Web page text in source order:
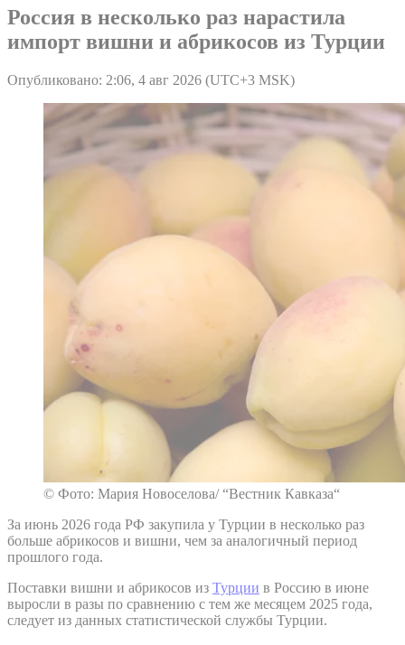
Россия в несколько раз нарастила
импорт вишни и абрикосов из Турции
Опубликовано: 2:06, 4 авг 2026 (UTC+3 MSK)
© Фото: Мария Новоселова/ “Вестник Кавказа“
За июнь 2026 года РФ закупила у Турции в несколько раз
больше абрикосов и вишни, чем за аналогичный период
прошлого года.
Поставки вишни и абрикосов из Турции в Россию в июне
выросли в разы по сравнению с тем же месяцем 2025 года,
следует из данных статистической службы Турции.